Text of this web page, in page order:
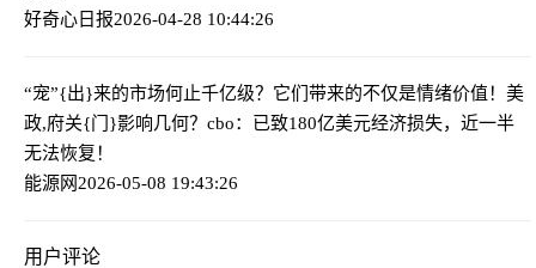
好奇心日报2026-04-28 10:44:26
“宠”{出}来的市场何止千亿级？它们带来的不仅是情绪价值！ 美
政,府关{门}影响几何？cbo：已致180亿美元经济损失，近一半
无法恢复！
能源网2026-05-08 19:43:26
用户评论